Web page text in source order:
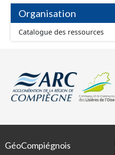
Organisation
Catalogue des ressources
GéoCompiégnois